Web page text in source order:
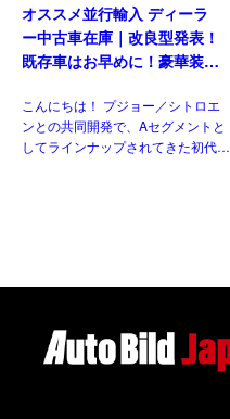
オススメ並行輸入 ディーラ
ー中古車在庫｜改良型発表！
既存車はお早めに！豪華装備
ゴX パルス 1.0VVT-i CVT 左
ハンドル
こんにちは！ プジョー／シトロエ
ンとの共同開発で、Aセグメントと
してラインナップされてきた初代と